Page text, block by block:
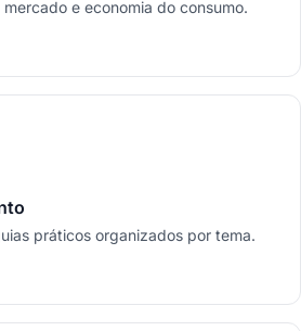
e economia do consumo.
práticos organizados por tema.